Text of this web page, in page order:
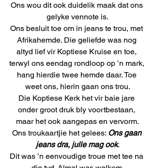
Ons wou dit ook duidelik maak dat ons
gelyke vennote is.
Ons besluit toe om in jeans te trou, met
Afrikahemde. Die geliefde was nog
altyd lief vir Koptiese Kruise en toe,
terwyl ons eendag rondloop op ’n mark,
hang hierdie twee hemde daar. Toe
weet ons, hierin gaan ons trou.
Die Koptiese Kerk het vir baie jare
onder groot druk bly voortbestaan,
maar het ook aangepas en vervorm.
Ons troukaartjie het gelees: Ons gaan
jeans dra, julle mag ook.
Dit was ’n eenvoudige troue met tee na